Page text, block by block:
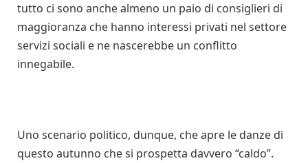
tutto ci sono anche almeno un paio di consiglieri di
maggioranza che hanno interessi privati nel settore
servizi sociali e ne nascerebbe un conflitto
innegabile.
Uno scenario politico, dunque, che apre le danze di
questo autunno che si prospetta davvero “caldo”.